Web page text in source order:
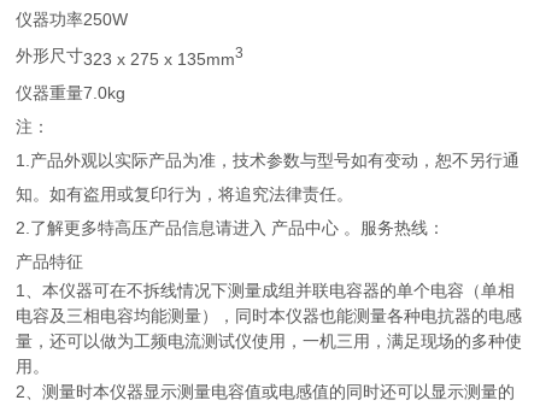
仪器功率250W
外形尺寸323 x 275 x 135mm3
仪器重量7.0kg
注：
1.产品外观以实际产品为准，技术参数与型号如有变动，恕不另行通
知。如有盗用或复印行为，将追究法律责任。
2.了解更多特高压产品信息请进入 产品中心 。服务热线：
产品特征
1、本仪器可在不拆线情况下测量成组并联电容器的单个电容（单相
电容及三相电容均能测量），同时本仪器也能测量各种电抗器的电感
量，还可以做为工频电流测试仪使用，一机三用，满足现场的多种使
用。
2、测量时本仪器显示测量电容值或电感值的同时还可以显示测量的